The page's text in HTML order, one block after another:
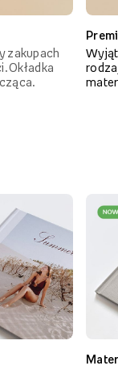
zakupach
Okładka